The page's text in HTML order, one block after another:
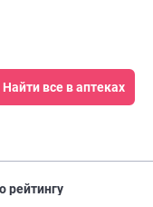
Найти все в аптеках